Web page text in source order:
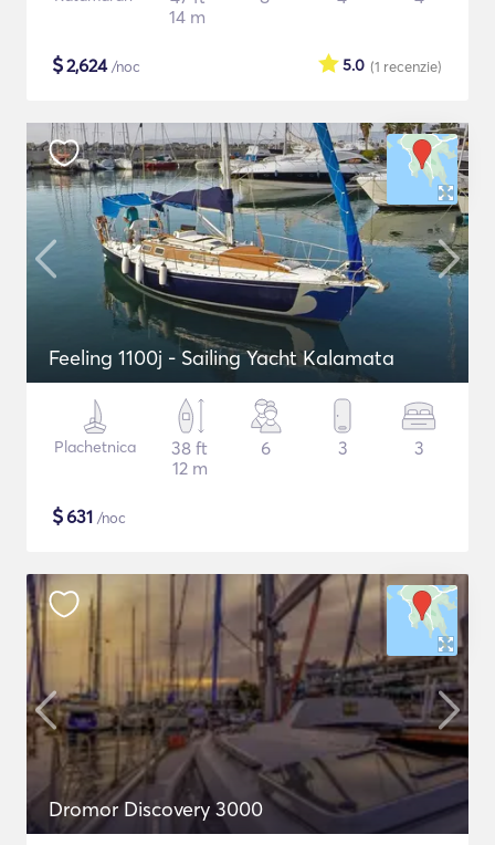
14 m
$2,624/noc (1 recenzie)
5.0
Feeling 1100j - Sailing Yacht Kalamata
Plachetnica
38 ft
12 m
6 3 3
$631 /noc
Dromor Discovery 3000